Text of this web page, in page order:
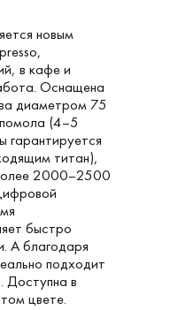
новым
в кафе и
Оснащена
диаметром 75
(4–5
гарантируется
титан),
2000–2500
быстро
А благодаря
подходит
Доступна в
цвете.